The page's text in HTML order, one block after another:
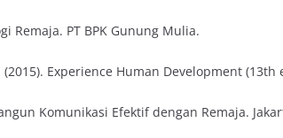
Remaja. PT BPK Gunung Mulia.
Experience Human Development
Komunikasi Efektif dengan Remaja.